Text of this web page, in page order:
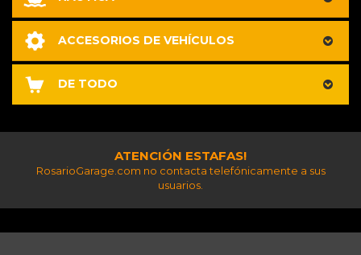
ACCESORIOS DE VEHÍCULOS
DE TODO
ATENCIÓN ESTAFAS!
RosarioGarage.com no contacta telefónicamente a sus
usuarios.